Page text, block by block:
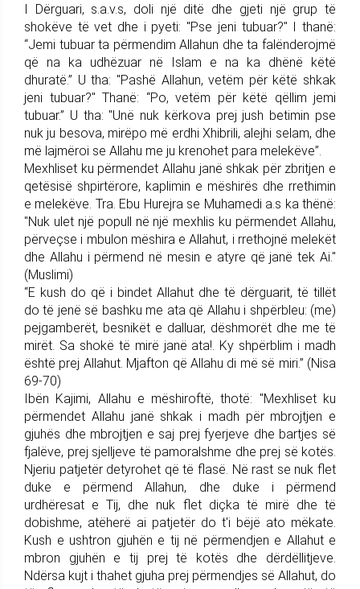
I Dërguari, s.a.v.s, doli një ditë dhe gjeti një grup të
shokëve të vet dhe i pyeti: "Pse jeni tubuar?" I thanë:
“Jemi tubuar ta përmendim Allahun dhe ta falënderojmë
që na ka udhëzuar në Islam e na ka dhënë këtë
dhuratë.” U tha: "Pashë Allahun, vetëm për këtë shkak
jeni tubuar?" Thanë: “Po, vetëm për këtë qëllim jemi
tubuar.” U tha: "Unë nuk kërkova prej jush betimin pse
nuk ju besova, mirëpo më erdhi Xhibrili, alejhi selam, dhe
më lajmëroi se Allahu me ju krenohet para melekëve”.
Mexhliset ku përmendet Allahu janë shkak për zbritjen e
qetësisë shpirtërore, kaplimin e mëshirës dhe rrethimin
e melekëve. Tra. Ebu Hurejra se Muhamedi a.s ka thënë:
"Nuk ulet një popull në një mexhlis ku përmendet Allahu,
përveçse i mbulon mëshira e Allahut, i rrethojnë melekët
dhe Allahu i përmend në mesin e atyre që janë tek Ai."
(Muslimi)
“E kush do që i bindet Allahut dhe të dërguarit, të tillët
do të jenë së bashku me ata që Allahu i shpërbleu: (me)
pejgamberët, besnikët e dalluar, dëshmorët dhe me të
mirët. Sa shokë të mirë janë ata!. Ky shpërblim i madh
është prej Allahut. Mjafton që Allahu di më së miri.” (Nisa
69-70)
Ibën Kajimi, Allahu e mëshiroftë, thotë: "Mexhliset ku
përmendet Allahu janë shkak i madh për mbrojtjen e
gjuhës dhe mbrojtjen e saj prej fyerjeve dhe bartjes së
fjalëve, prej sjelljeve të pamoralshme dhe prej së kotës.
Njeriu patjetër detyrohet që të flasë. Në rast se nuk flet
duke e përmend Allahun, dhe duke i përmend
urdhëresat e Tij, dhe nuk flet diçka të mirë dhe të
dobishme, atëherë ai patjetër do t'i bëjë ato mëkate.
Kush e ushtron gjuhën e tij në përmendjen e Allahut e
mbron gjuhën e tij prej të kotës dhe dërdëllitjeve.
Ndërsa kujt i thahet gjuha prej përmendjes së Allahut, do